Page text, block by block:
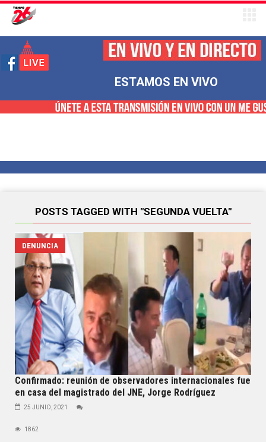
ESTAMOS EN VIVO
POSTS TAGGED WITH "SEGUNDA VUELTA"
DENUNCIA
Confirmado: reunión de observadores internacionales fue
en casa del magistrado del JNE, Jorge Rodríguez
25 JUNIO, 2021
1862